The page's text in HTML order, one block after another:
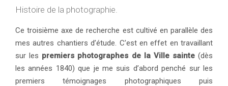
Histoire de la photographie.
Ce troisième axe de recherche est cultivé en parallèle des
mes autres chantiers d’étude. C’est en effet en travaillant
sur les premiers photographes de la Ville sainte(dès
les années 1840) que je me suis d’abord penché sur les
premiers témoignages photographiques puis